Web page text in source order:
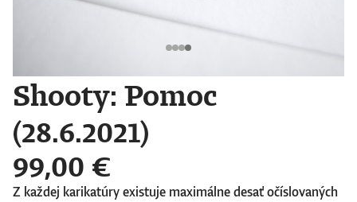
Shooty: Pomoc
(28.6.2021)
99,00 €
Z každej karikatúry existuje maximálne desať očíslovaných